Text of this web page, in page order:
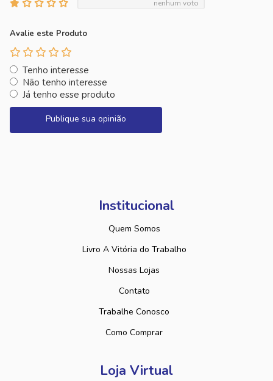
nenhum voto
Avalie este Produto
Tenho interesse
Não tenho interesse
Já tenho esse produto
Publique sua opinião
Institucional
Quem Somos
Livro A Vitória do Trabalho
Nossas Lojas
Contato
Trabalhe Conosco
Como Comprar
Loja Virtual